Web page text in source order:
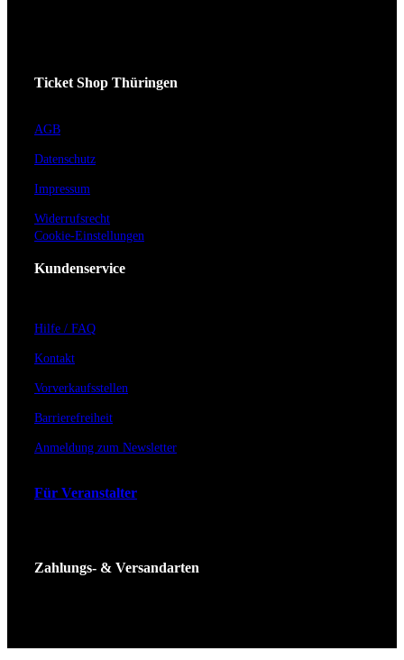
Ticket Shop Thüringen
AGB
Datenschutz
Impressum
Widerrufsrecht
Cookie-Einstellungen
Kundenservice
Hilfe / FAQ
Kontakt
Vorverkaufsstellen
Barrierefreiheit
Anmeldung zum Newsletter
Für Veranstalter
Zahlungs- & Versandarten